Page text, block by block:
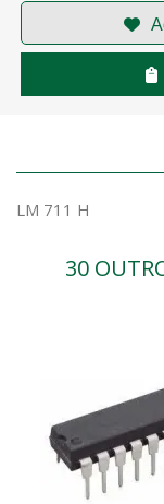
LM 711 H
30